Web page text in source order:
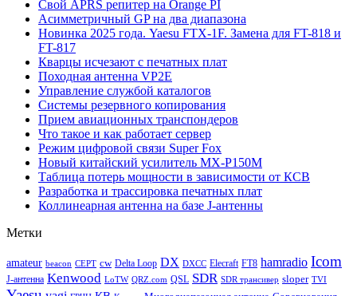
Свой APRS репитер на Orange PI
Асимметричный GP на два диапазона
Новинка 2025 года. Yaesu FTX-1F. Замена для FT-818 и
FT-817
Кварцы исчезают с печатных плат
Походная антенна VP2E
Управление службой каталогов
Системы резервного копирования
Прием авиационных транспондеров
Что такое и как работает сервер
Режим цифровой связи Super Fox
Новый китайский усилитель MX-P150M
Таблица потерь мощности в зависимости от КСВ
Разработка и трассировка печатных плат
Коллинеарная антенна на базе J-антенны
Метки
amateur beacon CEPT cw Delta Loop DX DXCC Elecraft FT8 hamradio Icom
J-антенна Kenwood LoTW QRZ.com QSL SDR SDR трансивер sloper TVI